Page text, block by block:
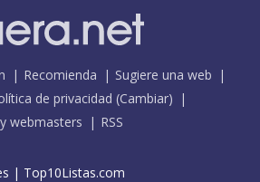
Recomienda
Sugiere una web
de privacidad (Cambiar)
webmasters RSS
| Top10Listas.com